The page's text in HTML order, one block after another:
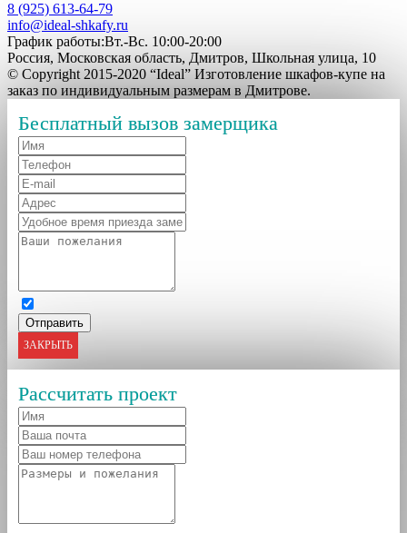
8 (925) 613-64-79
info@ideal-shkafy.ru
График работы:Вт.-Вс. 10:00-20:00
Россия, Московская область, Дмитров, Школьная улица, 10
© Copyright 2015-2020 “Ideal” Изготовление шкафов-купе на
заказ по индивидуальным размерам в Дмитрове.
Бесплатный вызов замерщика
ЗАКРЫТЬ
Рассчитать проект